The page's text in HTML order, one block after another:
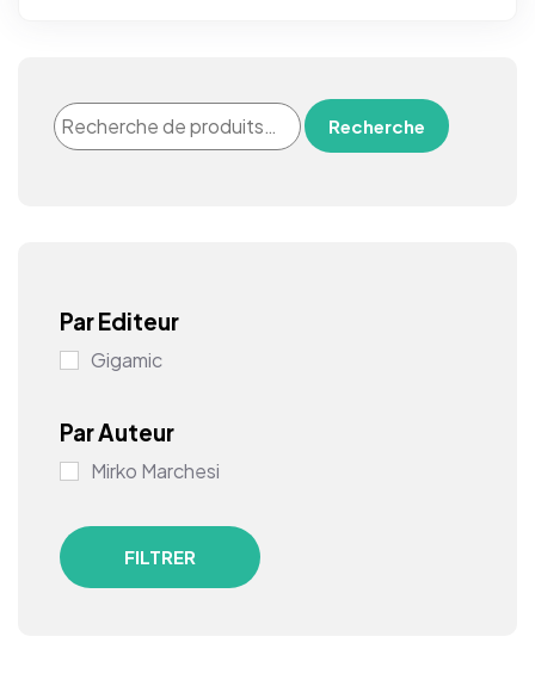
Recherche
Par Editeur
Gigamic
Par Auteur
Mirko Marchesi
FILTRER